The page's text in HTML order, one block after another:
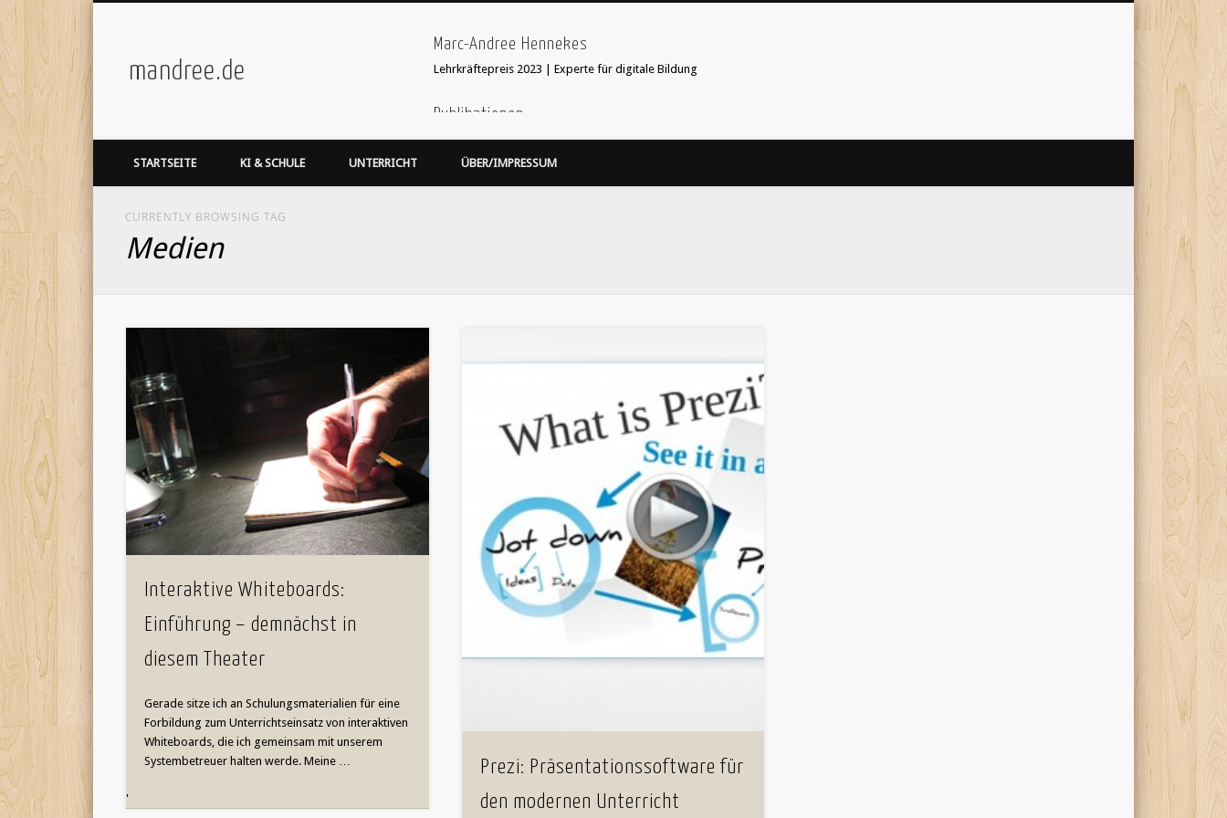
mandree.de
Marc-Andree Hennekes
Lehrkräftepreis 2023 | Experte für digitale Bildung
Publikationen
33 Ideen digitale Medien Englisch - step-by-step webcoach. Recherche im Internet
STARTSEITE KI & SCHULE UNTERRICHT ÜBER/IMPRESSUM
CURRENTLY BROWSING TAG
Medien
Interaktive Whiteboards:
Einführung – demnächst in
diesem Theater
Gerade sitze ich an Schulungsmaterialien für eine
Forbildung zum Unterrichtseinsatz von interaktiven
Whiteboards, die ich gemeinsam mit unserem
Systembetreuer halten werde. Meine …
'
Prezi: Präsentationssoftware für
den modernen Unterricht